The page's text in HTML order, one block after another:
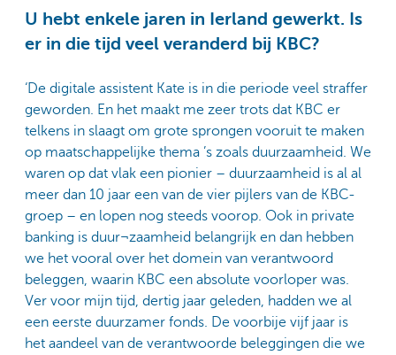
U hebt enkele jaren in Ierland gewerkt. Is
er in die tijd veel veranderd bij KBC?
‘De digitale assistent Kate is in die periode veel straffer
geworden. En het maakt me zeer trots dat KBC er
telkens in slaagt om grote sprongen vooruit te maken
op maatschappelijke thema ’s zoals duurzaamheid. We
waren op dat vlak een pionier – duurzaamheid is al al
meer dan 10 jaar een van de vier pijlers van de KBC-
groep – en lopen nog steeds voorop. Ook in private
banking is duur¬zaamheid belangrijk en dan hebben
we het vooral over het domein van verantwoord
beleggen, waarin KBC een absolute voorloper was.
Ver voor mijn tijd, dertig jaar geleden, hadden we al
een eerste duurzamer fonds. De voorbije vijf jaar is
het aandeel van de verantwoorde beleggingen die we